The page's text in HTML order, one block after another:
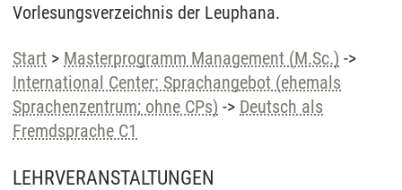
Vorlesungsverzeichnis der Leuphana.
Start > Masterprogramm Management (M.Sc.) ->
International Center: Sprachangebot (ehemals
Sprachenzentrum; ohne CPs) -> Deutsch als
Fremdsprache C1
LEHRVERANSTALTUNGEN